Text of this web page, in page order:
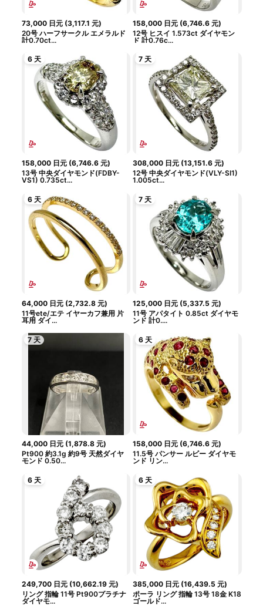
73,000 日元(3,117.1 元)
20号 ハーフサークル エメラルド
計0.70ct...
158,000 日元 (6,746.6 元)
12号 ヒスイ 1.573ct ダイヤモン
ド 計0.76c...
6 天
158,000 日元(6,746.6 元)
13号 中央ダイヤモンド(FDBY-
VS1) 0.735ct...
7 天
308,000 日元 (13,151.6 元)
12号 中央ダイヤモンド(VLY-SI1)
1.005ct...
6 天
64,000 日元(2,732.8 元)
11号ete/エテ イヤーカフ兼用 片
耳用 ダイ...
7 天
125,000 日元 (5,337.5 元)
11号 アパタイト 0.85ct ダイヤモ
ンド 計0....
7 天
44,000 日元(1,878.8 元)
Pt900 約3.1g 約9号 天然ダイヤ
モンド 0.50...
6 天
158,000 日元 (6,746.6 元)
11.5号 パンサー ルビー ダイヤモ
ンド リン...
6 天
249,700 日元(10,662.19 元)
リング 指輪 11号 Pt900プラチナ
ダイヤモ...
6 天
385,000 日元 (16,439.5 元)
ポーラ リング 指輪 13号 18金 K18
ゴールド...